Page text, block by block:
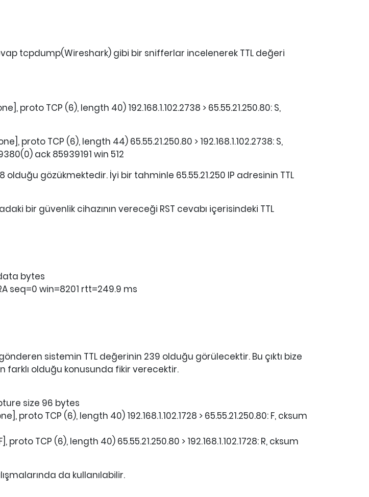
tcpdump(Wireshark) gibi bir snifferlar incelenerek TTL değeri
proto TCP (6), length 40) 192.168.1.102.2738 > 65.55.21.250.80: S,
proto TCP (6), length 44) 65.55.21.250.80 > 192.168.1.102.2738: S,
ack 85939191 win 512
gözükmektedir. İyi bir tahminle 65.55.21.250 IP adresinin TTL
bir güvenlik cihazının vereceği RST cevabı içerisindeki TTL
bytes
seq=0 win=8201 rtt=249.9 ms
sistemin TTL değerinin 239 olduğu görülecektir. Bu çıktı bize
farklı olduğu konusunda fikir verecektir.
size 96 bytes
proto TCP (6), length 40) 192.168.1.102.1728 > 65.55.21.250.80: F, cksum
TCP (6), length 40) 65.55.21.250.80 > 192.168.1.102.1728: R, cksum
da kullanılabilir.